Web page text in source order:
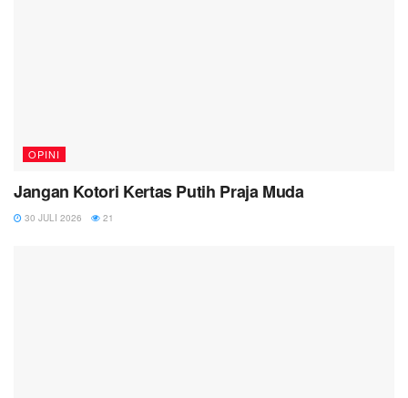
OPINI
Jangan Kotori Kertas Putih Praja Muda
30 JULI 2026 21